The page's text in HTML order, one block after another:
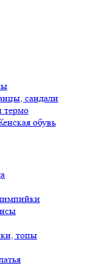
сандали
термо
обувь
топы